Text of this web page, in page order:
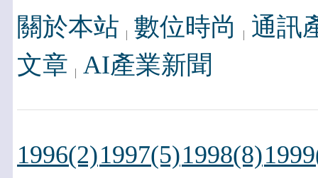
關於本站 數位時尚
通訊
文章 AI產業新聞
1996(2)1997(5)1998(8)